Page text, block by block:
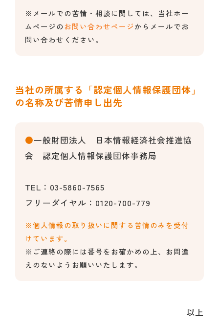
※メールでの苦情・相談に関しては、当社ホー
ムページのお問い合わせページからメールでお
問い合わせください。
当社の所属する「認定個人情報保護団体」
の名称及び苦情申し出先
●一般財団法人 日本情報経済社会推進協
会 認定個人情報保護団体事務局
TEL：03-5860-7565
フリーダイヤル：0120-700-779
※個人情報の取り扱いに関する苦情のみを受付
けています。
※ご連絡の際には番号をお確かめの上、お間違
えのないようお願いいたします。
以上